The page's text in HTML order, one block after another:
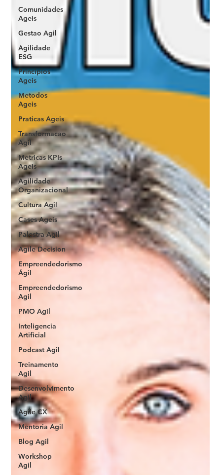
Comunidades
Ageis
Gestao Agil
Agilidade
ESG
Principios
Ageis
Metodos
Ageis
Praticas Ageis
Transformacao
Agil
Metricas KPIs
Ageis
Agilidade
Organizacional
Cultura Agil
Cases Ageis
Palestra Agil
Agile Decision
Empreendedorismo
Ágil
Empreendedorismo
Agil
PMO Agil
Inteligencia
Artificial
Podcast Agil
Treinamento
Agil
Desenvolvimento
Agil
Agile CX
Mentoria Agil
Blog Agil
Workshop
Agil